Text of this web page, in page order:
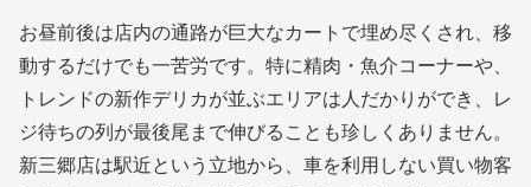
お昼前後は店内の通路が巨大なカートで埋め尽くされ、移
動するだけでも一苦労です。特に精肉・魚介コーナーや、
トレンドの新作デリカが並ぶエリアは人だかりができ、レ
ジ待ちの列が最後尾まで伸びることも珍しくありません。
新三郷店は駅近という立地から、車を利用しない買い物客